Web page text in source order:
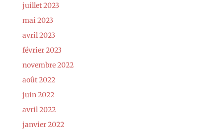
juillet 2023
mai 2023
avril 2023
février 2023
novembre 2022
août 2022
juin 2022
avril 2022
janvier 2022